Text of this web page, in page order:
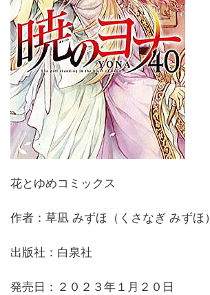
花とゆめコミックス
作者：草凪 みずほ（くさなぎ みずほ）
出版社：白泉社
発売日：２０２３年１月２０日